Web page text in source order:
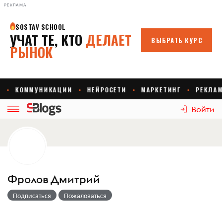
РЕКЛАМА
Войти
Фролов Дмитрий
Подписаться Пожаловаться